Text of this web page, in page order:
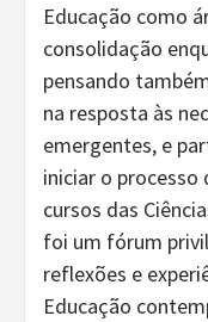
Educação como
consolidação
pensando
na resposta às
emergentes, e
iniciar o processo
cursos das
foi um fórum
reflexões e
Educação